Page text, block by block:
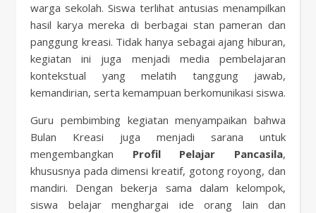
warga sekolah. Siswa terlihat antusias menampilkan
hasil karya mereka di berbagai stan pameran dan
panggung kreasi. Tidak hanya sebagai ajang hiburan,
kegiatan ini juga menjadi media pembelajaran
kontekstual yang melatih tanggung jawab,
kemandirian, serta kemampuan berkomunikasi siswa.
Guru pembimbing kegiatan menyampaikan bahwa
Bulan Kreasi juga menjadi sarana untuk
mengembangkan Profil Pelajar Pancasila,
khususnya pada dimensi kreatif, gotong royong, dan
mandiri. Dengan bekerja sama dalam kelompok,
siswa belajar menghargai ide orang lain dan